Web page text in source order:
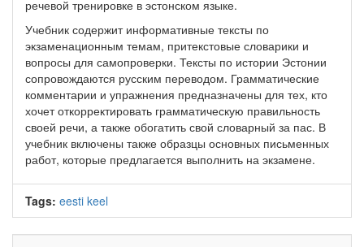
речевой тренировке в эстонском языке.
Учебник содержит информативные тексты по
экзаменационным темам, притекстовые словарики и
вопросы для самопроверки. Тексты по истории Эстонии
сопровождаются русским переводом. Грамматические
комментарии и упражнения предназначены для тех, кто
хочет откорректировать грамматическую правильность
своей речи, а также обогатить свой словарный за пас. В
учебник включены также образцы основных письменных
работ, которые предлагается выполнить на экзамене.
Tags: eesti keel